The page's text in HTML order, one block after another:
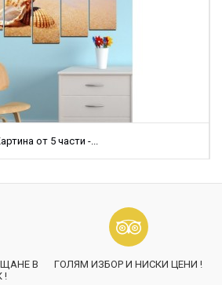
от 5 части -...
В
!
ГОЛЯМ ИЗБОР И НИСКИ ЦЕНИ !